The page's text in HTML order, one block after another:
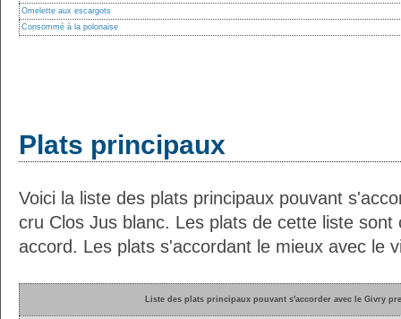
Omelette aux escargots
Consommé à la polonaise
Plats principaux
Voici la liste des plats principaux pouvant
cru Clos Jus blanc. Les plats de cette liste
accord. Les plats s'accordant le mieux avec le
Liste des plats principaux pouvant s'accorder avec le Givry